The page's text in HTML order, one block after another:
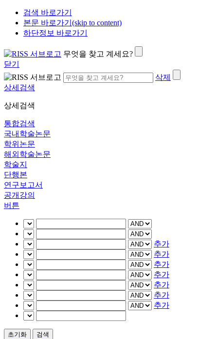
검색 바로가기
본문 바로가기(skip to content)
하단정보 바로가기
무엇을 찾고 계세요?
닫기
삭제
상세검색
상세검색
통합검색
국내학술논문
학위논문
해외학술논문
학술지
단행본
연구보고서
공개강의
버튼
추가
추가
추가
추가
추가
추가
추가